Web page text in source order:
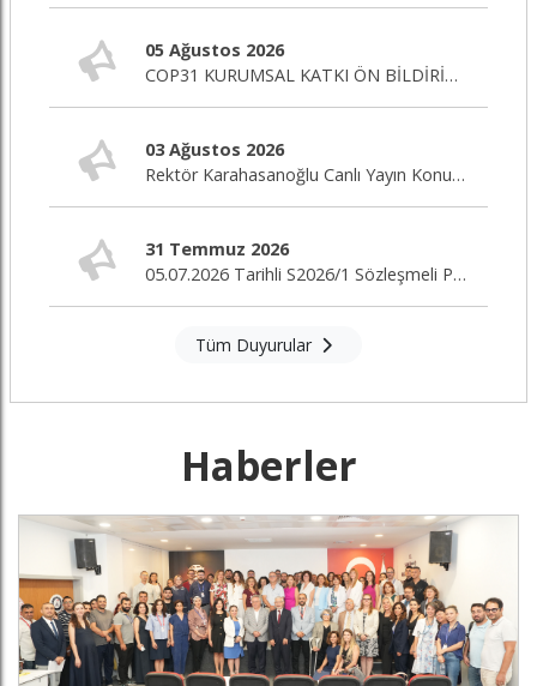
05 Ağustos 2026
COP31 KURUMSAL KATKI ÖN BİLDİRİM ÇAĞRISI
03 Ağustos 2026
Rektör Karahasanoğlu Canlı Yayın Konuğu
31 Temmuz 2026
05.07.2026 Tarihli S2026/1 Sözleşmeli Personel Alım İlanı Nihai Değerlendirme Sonuçları
Tüm Duyurular
Haberler